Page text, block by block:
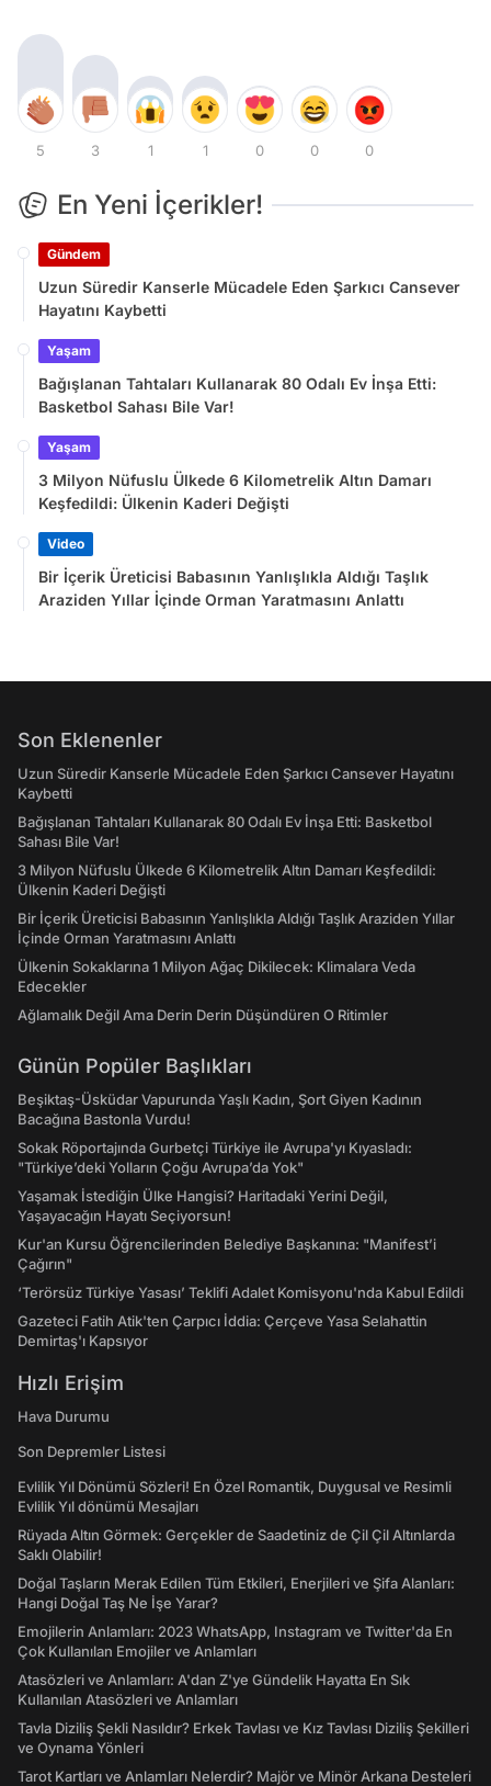
5 3 1 1 0 0 0
En Yeni İçerikler!
Gündem
Uzun Süredir Kanserle Mücadele Eden Şarkıcı Cansever
Hayatını Kaybetti
Yaşam
Bağışlanan Tahtaları Kullanarak 80 Odalı Ev İnşa Etti:
Basketbol Sahası Bile Var!
Yaşam
3 Milyon Nüfuslu Ülkede 6 Kilometrelik Altın Damarı
Keşfedildi: Ülkenin Kaderi Değişti
Video
Bir İçerik Üreticisi Babasının Yanlışlıkla Aldığı Taşlık
Araziden Yıllar İçinde Orman Yaratmasını Anlattı
Son Eklenenler
Uzun Süredir Kanserle Mücadele Eden Şarkıcı Cansever Hayatını
Kaybetti
Bağışlanan Tahtaları Kullanarak 80 Odalı Ev İnşa Etti: Basketbol
Sahası Bile Var!
3 Milyon Nüfuslu Ülkede 6 Kilometrelik Altın Damarı Keşfedildi:
Ülkenin Kaderi Değişti
Bir İçerik Üreticisi Babasının Yanlışlıkla Aldığı Taşlık Araziden Yıllar
İçinde Orman Yaratmasını Anlattı
Ülkenin Sokaklarına 1 Milyon Ağaç Dikilecek: Klimalara Veda
Edecekler
Ağlamalık Değil Ama Derin Derin Düşündüren O Ritimler
Günün Popüler Başlıkları
Beşiktaş-Üsküdar Vapurunda Yaşlı Kadın, Şort Giyen Kadının
Bacağına Bastonla Vurdu!
Sokak Röportajında Gurbetçi Türkiye ile Avrupa'yı Kıyasladı:
"Türkiye’deki Yolların Çoğu Avrupa’da Yok"
Yaşamak İstediğin Ülke Hangisi? Haritadaki Yerini Değil,
Yaşayacağın Hayatı Seçiyorsun!
Kur'an Kursu Öğrencilerinden Belediye Başkanına: "Manifest’i
Çağırın"
‘Terörsüz Türkiye Yasası’ Teklifi Adalet Komisyonu'nda Kabul Edildi
Gazeteci Fatih Atik'ten Çarpıcı İddia: Çerçeve Yasa Selahattin
Demirtaş'ı Kapsıyor
Hızlı Erişim
Hava Durumu
Son Depremler Listesi
Evlilik Yıl Dönümü Sözleri! En Özel Romantik, Duygusal ve Resimli
Evlilik Yıl dönümü Mesajları
Rüyada Altın Görmek: Gerçekler de Saadetiniz de Çil Çil Altınlarda
Saklı Olabilir!
Doğal Taşların Merak Edilen Tüm Etkileri, Enerjileri ve Şifa Alanları:
Hangi Doğal Taş Ne İşe Yarar?
Emojilerin Anlamları: 2023 WhatsApp, Instagram ve Twitter'da En
Çok Kullanılan Emojiler ve Anlamları
Atasözleri ve Anlamları: A'dan Z'ye Gündelik Hayatta En Sık
Kullanılan Atasözleri ve Anlamları
Tavla Diziliş Şekli Nasıldır? Erkek Tavlası ve Kız Tavlası Diziliş Şekilleri
ve Oynama Yönleri
Tarot Kartları ve Anlamları Nelerdir? Majör ve Minör Arkana Desteleri